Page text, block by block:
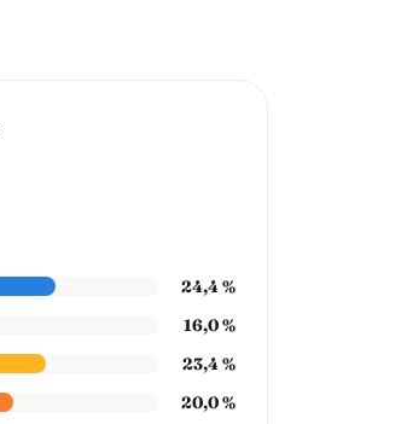
24,4 %
16,0 %
23,4 %
20,0 %